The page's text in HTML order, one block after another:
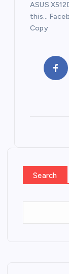
ASUS
this…
Copy
Search